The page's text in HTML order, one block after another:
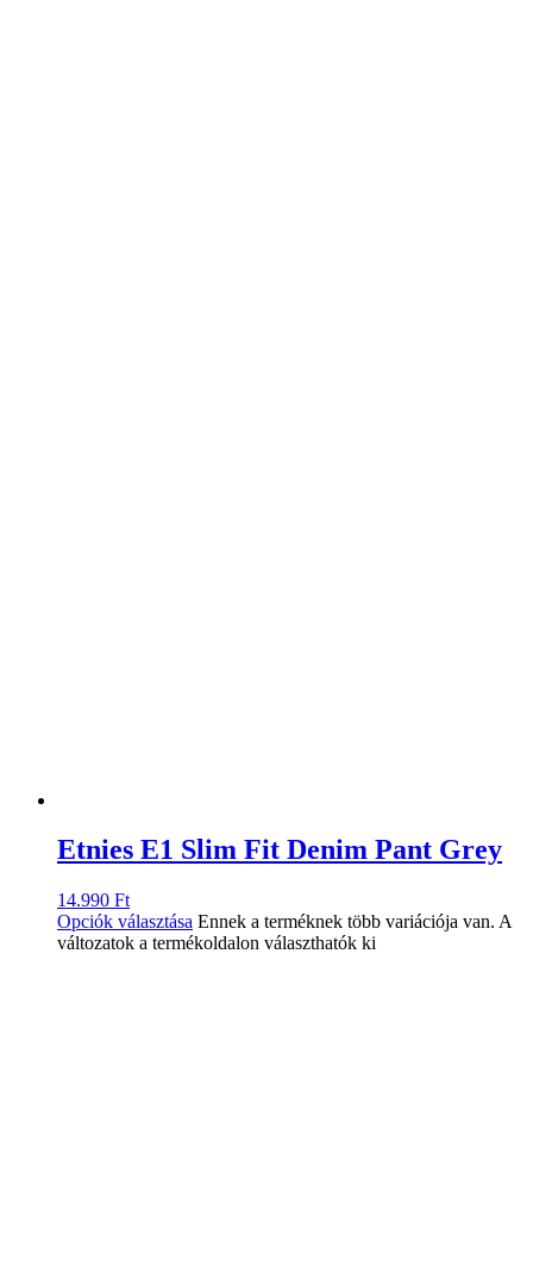
Etnies E1 Slim Fit Denim Pant Grey
14.990 Ft
Opciók választása Ennek a terméknek több variációja van. A
változatok a termékoldalon választhatók ki